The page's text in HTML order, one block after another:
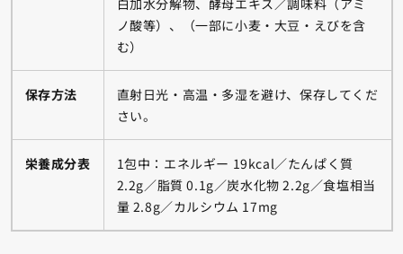
白加水分解物、酵母エキス／調味料（アミ
ノ酸等）、（一部に小麦・大豆・えびを含
む）
保存方法
直射日光・高温・多湿を避け、保存してくだ
さい。
栄養成分表
1包中：エネルギー 19kcal／たんぱく質
2.2g／脂質 0.1g／炭水化物 2.2g／食塩相当
量 2.8g／カルシウム 17mg